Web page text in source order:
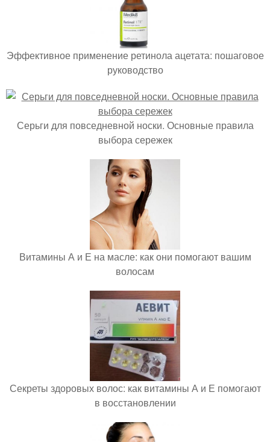
Эффективное применение ретинола ацетата: пошаговое
руководство
Серьги для повседневной носки. Основные правила
выбора сережек
Витамины А и Е на масле: как они помогают вашим
волосам
Секреты здоровых волос: как витамины А и Е помогают
в восстановлении